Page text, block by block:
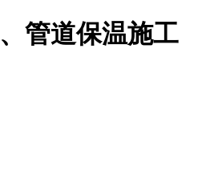
管道保温施工